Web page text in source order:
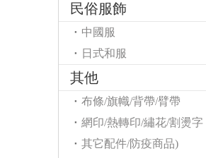
民俗服飾
中國服
日式和服
其他
布條/旗幟/背帶/臂帶
網印/熱轉印/繡花/割燙字
其它配件/防疫商品)